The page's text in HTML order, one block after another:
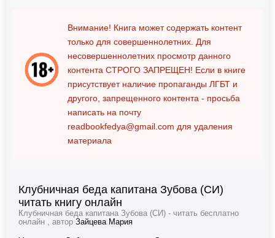
Внимание! Книга может содержать контент
только для совершеннолетних. Для
несовершеннолетних просмотр данного
контента СТРОГО ЗАПРЕЩЕН! Если в книге
присутствует наличие пропаганды ЛГБТ и
другого, запрещенного контента - просьба
написать на почту
readbookfedya@gmail.com для удаления
материала
Клубничная беда капитана Зубова (СИ)
читать книгу онлайн
Клубничная беда капитана Зубова (СИ) - читать бесплатно
онлайн , автор Зайцева Мария